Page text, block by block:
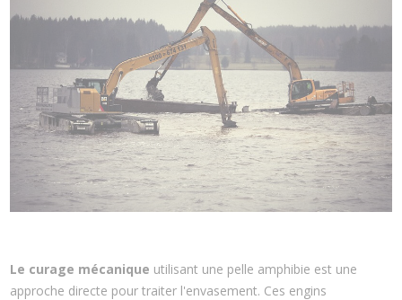
Le curage mécanique utilisant une pelle amphibie est une
approche directe pour traiter l'envasement. Ces engins